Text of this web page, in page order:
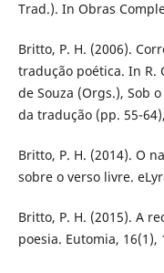
Trad.). In Obras
Britto, P. H. (2006).
tradução poética. In R.
de Souza (Orgs.), Sob
da tradução (pp. 55-
Britto, P. H. (2014). O
sobre o verso livre.
Britto, P. H. (2015). A
poesia. Eutomia, 16(1),